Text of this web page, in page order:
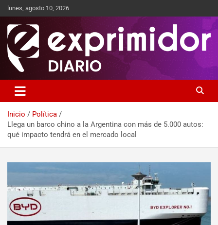
lunes, agosto 10, 2026
Exprimidor media
Inicio
Política
Llega un barco chino a la Argentina con más de 5.000 autos:
qué impacto tendrá en el mercado local